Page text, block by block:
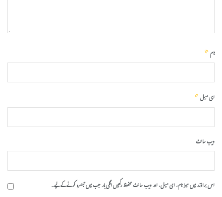
نام*
ای میل*
ویب‌ سائٹ
اس براؤزر میں میرا نام، ای میل، اور ویب سائٹ محفوظ رکھیں اگلی بار جب میں تبصرہ کرنے کےلیے۔